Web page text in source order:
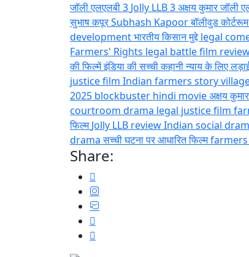
जॉली एलएलबी 3 Jolly LLB 3अक्षय कुमार जॉली
सुभाष कपूरSubhash Kapoorबॉलीवुड
developmentभारतीय किसान मुद्दे legal
Farmers' Rights legal battlefilm
की फिल्मेंइंडिया की सच्ची कहानीन्याय के लिए
justice film Indian farmers story
2025 blockbuster hindi movieअक्षय
courtroom drama legal justice film
फिल्मJolly LLB reviewIndian social
dramaसच्ची घटना पर आधारित फिल्म
Share: